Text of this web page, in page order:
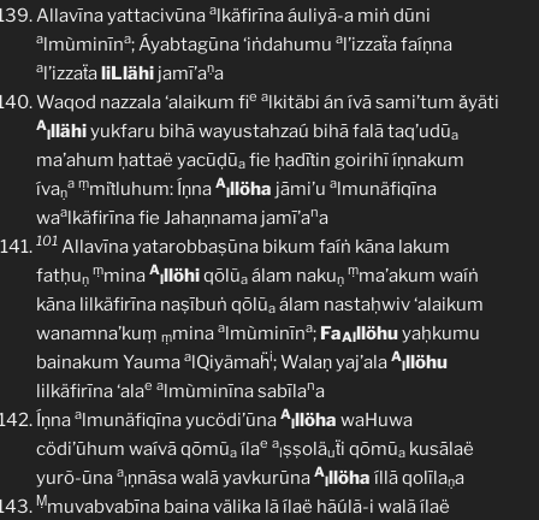
Allavīna yattacivūna alkäfirīna áuliyã-a miṅ dūni
almùminīna; Áyabtagūna ‘iṅdahumu al’izzaẗa faíṇna
al’izzaẗaliLlähi jamī’aṇa
Waqod nazzala ‘alaikum fie alkitäbi án ívā sami’tum ǎyäti
A
lllähiyukfaru bihā wayustahzaú bihā falā taq’udūa
ma’ahum ḥattaë yacūḍūa fie ḥadīṫin goirihĩ íṇnakum
ívaṇ
a ṃmiṫluhum: Íṇna A
lllöha jāmi’u almunäfiqīna
waalkäfirīna fie Jahaṇnama jamī’ana
101 Allavīna yatarobbaṣūna bikum faíṅ kāna lakum
fatḥuṇ
ṃmina A
lllöhiqōlũa álam nakuṇ
ṃma’akum waíṅ
kāna lilkäfirīna naṣībuṅ qōlũa álam nastaḥwiv ‘alaikum
wanamna’kuṃ ṃmina almùminīna; FaAlllöhuyaḥkumu
bainakum Yauma alQiyämaḧi; Walaṇ yaj’ala A
lllöhu
lilkäfirīna ‘alae almùminīna sabīlana
Íṇna almunäfiqīna yucödi’ūna A
lllöha waHuwa
cödi’ūhum waívā qōmũa ílae a
lṣṣoläuẗi qōmūa kusālaë
yurõ-ūna a
lṇnāsa walā yavkurūna A
lllöha íllā qolīlaṇa
Ṃmuvabvabīna baina välika lã ílaë hãúlã-i walã ílaë